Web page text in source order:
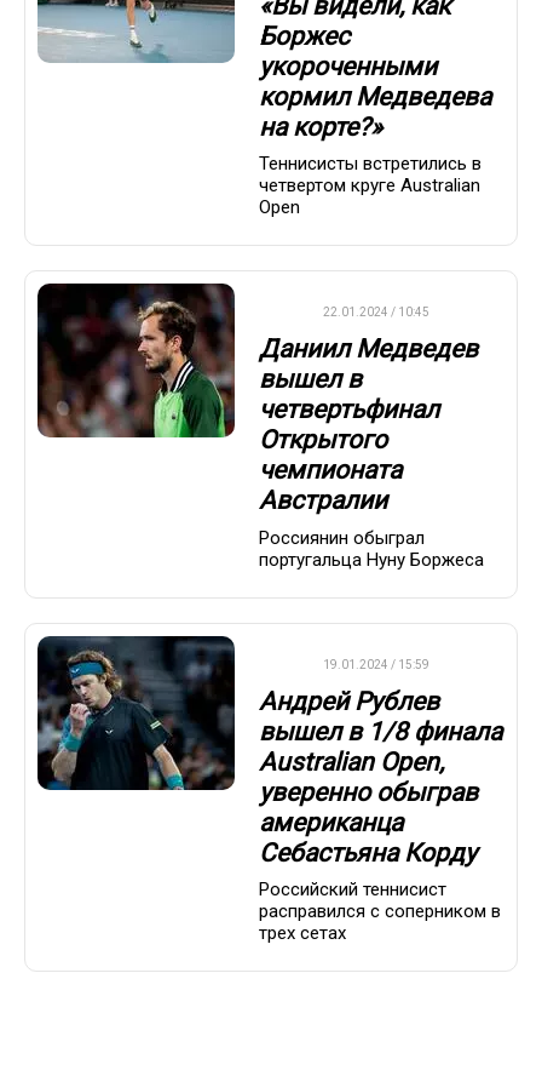
Боржес
укороченными
кормил Медведева
на корте?»
Теннисисты встретились в
четвертом круге Australian
Open
22.01.2024 / 10:45
Даниил Медведев
вышел в
четвертьфинал
Открытого
чемпионата
Австралии
Россиянин обыграл
португальца Нуну Боржеса
19.01.2024 / 15:59
Андрей Рублев
вышел в 1/8 финала
Australian Open,
уверенно обыграв
американца
Себастьяна Корду
Российский теннисист
расправился с соперником в
трех сетах